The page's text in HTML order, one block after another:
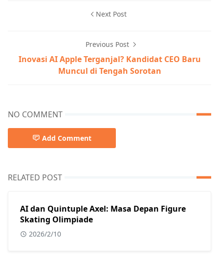
Next Post
Previous Post
Inovasi AI Apple Terganjal? Kandidat CEO Baru
Muncul di Tengah Sorotan
NO COMMENT
Add Comment
RELATED POST
AI dan Quintuple Axel: Masa Depan Figure
Skating Olimpiade
2026/2/10